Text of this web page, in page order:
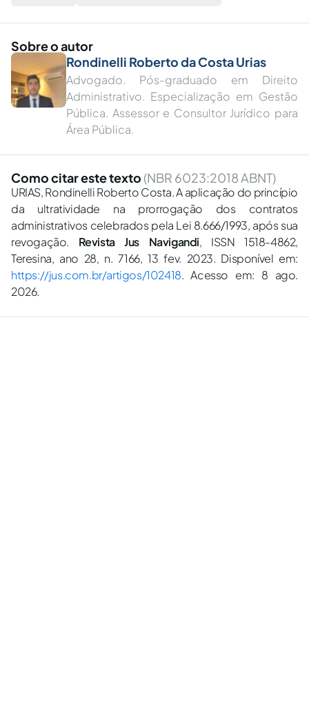
Sobre o autor
Rondinelli Roberto da Costa Urias
Advogado. Pós-graduado em Direito
Administrativo. Especialização em Gestão
Pública. Assessor e Consultor Jurídico para
Área Pública.
Como citar este texto (NBR 6023:2018 ABNT)
URIAS, Rondinelli Roberto Costa. A aplicação do princípio
da ultratividade na prorrogação dos contratos
administrativos celebrados pela Lei 8.666/1993, após sua
revogação. Revista Jus Navigandi, ISSN 1518-4862,
Teresina, ano 28, n. 7166, 13 fev. 2023. Disponível em:
https://jus.com.br/artigos/102418. Acesso em: 8 ago.
2026.